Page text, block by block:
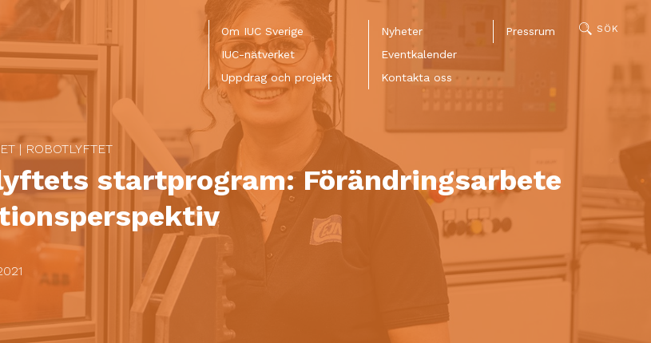
Meny
Om IUC Sverige
IUC-nätverket
Uppdrag och projekt
Nyheter
Eventkalender
Kontakta oss
Pressrum SÖK
| ROBOTLYFTET
startprogram: FörändringsarbeteLinkedIn
Mail